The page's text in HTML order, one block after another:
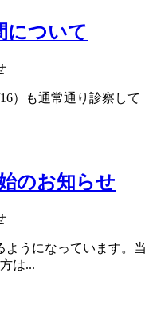
について
）も通常通り診察して
のお知らせ
ようになっています。当
は...